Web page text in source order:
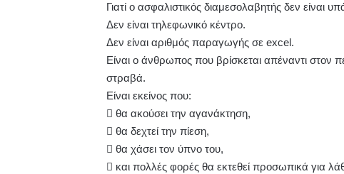
Γιατί ο ασφαλιστικός διαμεσολαβητής δεν είναι
Δεν είναι τηλεφωνικό κέντρο.
Δεν είναι αριθμός παραγωγής σε excel.
Είναι ο άνθρωπος που βρίσκεται απέναντι στον
στραβά.
Είναι εκείνος που:
 θα ακούσει την αγανάκτηση,
 θα δεχτεί την πίεση,
 θα χάσει τον ύπνο του,
 και πολλές φορές θα εκτεθεί προσωπικά για